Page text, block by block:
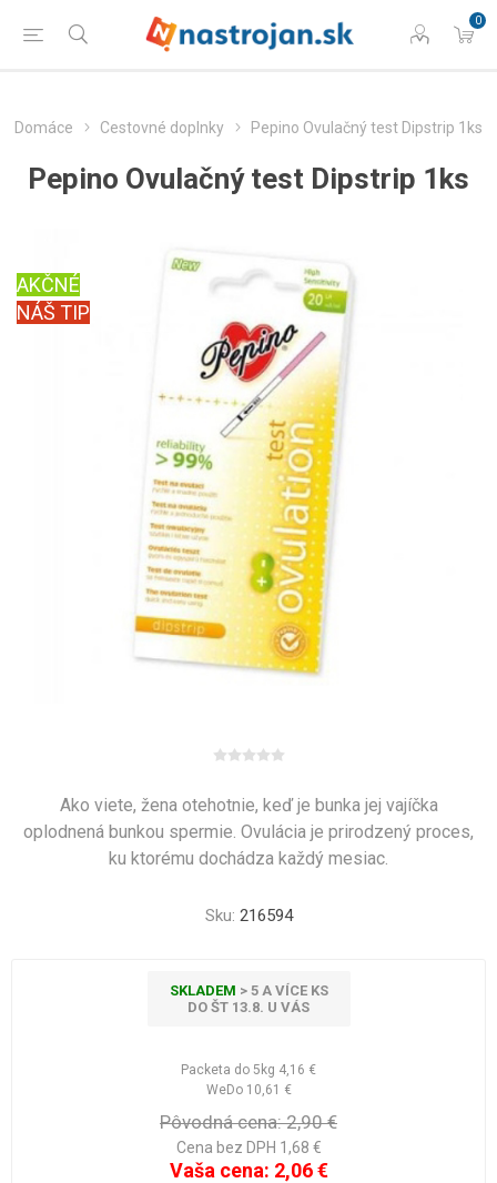
0
Domáce Cestovné doplnky Pepino Ovulačný test Dipstrip 1ks
Pepino Ovulačný test Dipstrip 1ks
NÁŠ TIP
AKČNÉ
Ako viete, žena otehotnie, keď je bunka jej vajíčka
oplodnená bunkou spermie. Ovulácia je prirodzený proces,
ku ktorému dochádza každý mesiac.
Sku: 216594
SKLADEM > 5 A VÍCE KS
DO ŠT 13.8. U VÁS
Packeta do 5kg 4,16 €
WeDo 10,61 €
Pôvodná cena: 2,90 €
Cena bez DPH 1,68 €
Vaša cena: 2,06 €